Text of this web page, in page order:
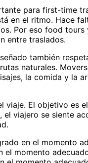
para first-time
en el ritmo. Hace
Por eso food
entre traslados.
también
naturales.
la comida y la
viaje. El objetivo es
el viajero se siente
en el momento
el momento